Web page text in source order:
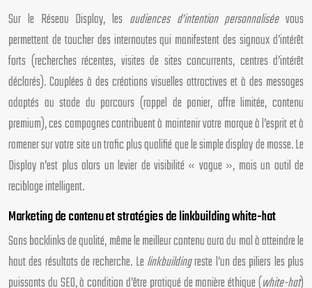
Sur le Réseau Display, les audiences d’intention personnaliséevous
permettent de toucher des internautes qui manifestent des signaux d’intérêt
forts (recherches récentes, visites de sites concurrents, centres d’intérêt
déclarés). Couplées à des créations visuelles attractives et à des messages
adaptés au stade du parcours (rappel de panier, offre limitée, contenu
premium), ces campagnes contribuent à maintenir votre marque à l’esprit et à
ramener sur votre site un trafic plus qualifié que le simple display de masse. Le
Display n’est plus alors un levier de visibilité « vague », mais un outil de
reciblage intelligent.
Marketing de contenu et stratégies de linkbuilding white-hat
Sans backlinks de qualité, même le meilleur contenu aura du mal à atteindre le
haut des résultats de recherche. Lelinkbuildingreste l’un des piliers les plus
puissants du SEO, à condition d’être pratiqué de manière éthique (white-hat)